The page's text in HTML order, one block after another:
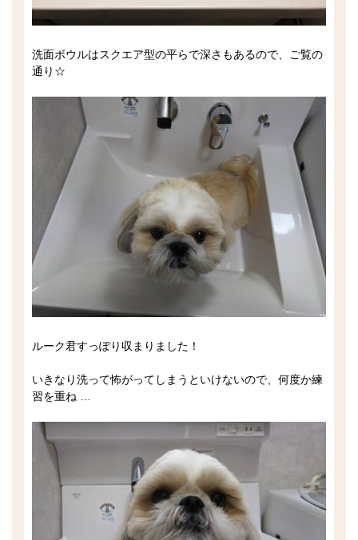
洗面ボウルはスクエア型の平らで深さもあるので、ご覧の
通り☆
ルーク君すっぽり収まりました！
いきなり洗って怖がってしまうといけないので、何度か練
習を重ね …